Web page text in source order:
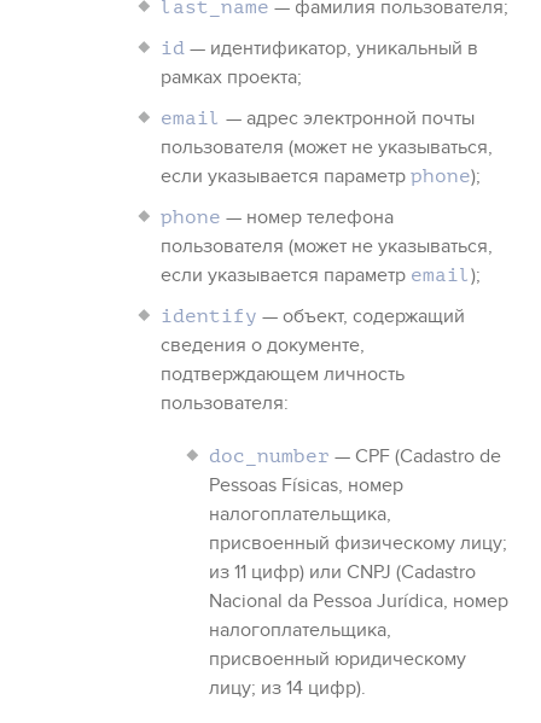
last_name — фамилия пользователя;
id — идентификатор, уникальный в
рамках проекта;
email — адрес электронной почты
пользователя (может не указываться,
если указывается параметр phone);
phone — номер телефона
пользователя (может не указываться,
если указывается параметр email);
identify — объект, содержащий
сведения о документе,
подтверждающем личность
пользователя:
doc_number — CPF (Cadastro de
Pessoas Físicas, номер
налогоплательщика,
присвоенный физическому лицу;
из 11 цифр) или CNPJ (Cadastro
Nacional da Pessoa Jurídica, номер
налогоплательщика,
присвоенный юридическому
лицу; из 14 цифр).